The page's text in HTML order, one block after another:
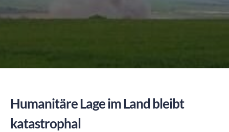
Humanitäre Lage im Land bleibt
katastrophal